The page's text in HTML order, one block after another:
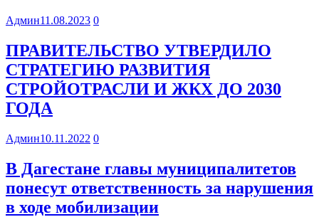
Админ11.08.2023 0
ПРАВИТЕЛЬСТВО УТВЕРДИЛО
СТРАТЕГИЮ РАЗВИТИЯ
СТРОЙОТРАСЛИ И ЖКХ ДО 2030
ГОДА
Админ10.11.2022 0
В Дагестане главы муниципалитетов
понесут ответственность за нарушения
в ходе мобилизации